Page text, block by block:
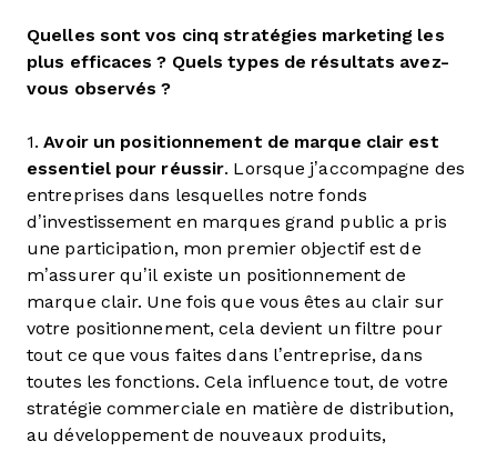
Quelles sont vos cinq stratégies marketing les
plus efficaces ? Quels types de résultats avez-
vous observés ?
1.Avoir un positionnement de marque clair est
essentiel pour réussir. Lorsque j’accompagne des
entreprises dans lesquelles notre fonds
d’investissement en marques grand public a pris
une participation, mon premier objectif est de
m’assurer qu’il existe un positionnement de
marque clair. Une fois que vous êtes au clair sur
votre positionnement, cela devient un filtre pour
tout ce que vous faites dans l’entreprise, dans
toutes les fonctions. Cela influence tout, de votre
stratégie commerciale en matière de distribution,
au développement de nouveaux produits,